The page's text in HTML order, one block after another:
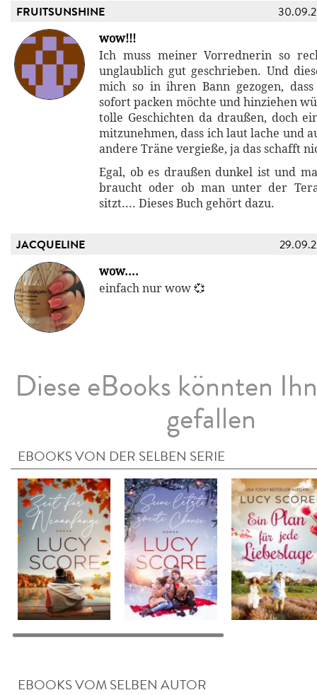
FRUITSUNSHINE
wow!!!
Ich muss meiner Vorrednerin so
unglaublich gut geschrieben. Und
mich so in ihren Bann gezogen,
sofort packen möchte und hinziehen
tolle Geschichten da draußen, doch
mitzunehmen, dass ich laut lache und
andere Träne vergieße, ja das schafft
Egal, ob es draußen dunkel ist und
braucht oder ob man unter der
sitzt.... Dieses Buch gehört dazu.
JACQUELINE
wow....
einfach nur wow 💞
Diese eBooks könnten
gefallen
EBOOKS VON DER SELBEN SERIE
EBOOKS VOM SELBEN AUTOR